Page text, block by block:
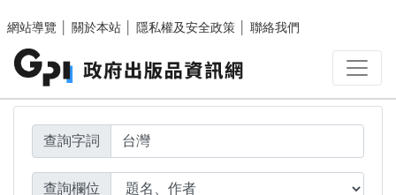
網站導覽
關於本站 隱私權及安全政策 聯絡我們
搜尋結果頁面
查詢字詞
查詢欄位